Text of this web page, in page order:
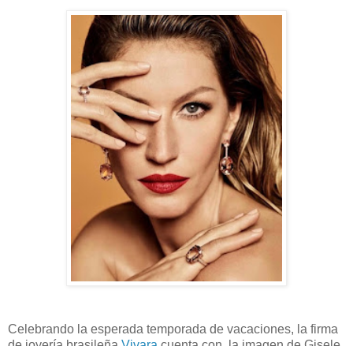
Celebrando la esperada temporada de vacaciones, la firma